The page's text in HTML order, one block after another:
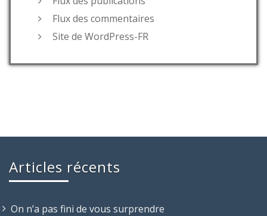
Flux des commentaires
Site de WordPress-FR
Articles récents
On n’a pas fini de vous surprendre